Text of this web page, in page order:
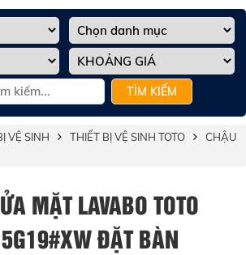
TÌM KIẾM
VỆ SINH THIẾT BỊ VỆ SINH TOTO
CHẬU
MẶT LAVABO TOTO
ĐẶT BÀN